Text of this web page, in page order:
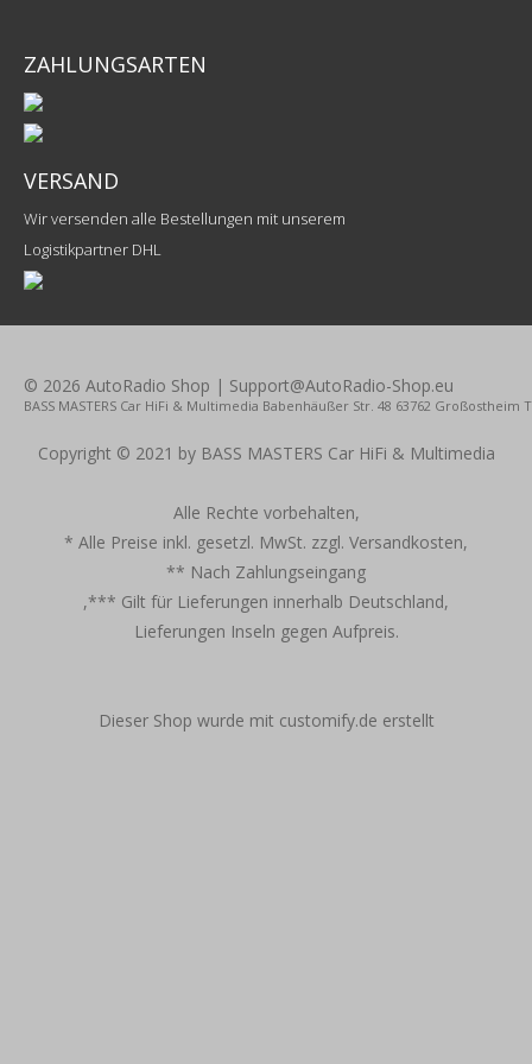
© 2026 AutoRadio Shop | Support@AutoRadio-Shop.eu
BASS MASTERS Car HiFi & Multimedia Babenhäußer Str. 48 63762 Großostheim
ZAHLUNGSARTEN
VERSAND
Wir versenden alle Bestellungen mit unserem
Logistikpartner DHL
Copyright © 2021 by BASS MASTERS Car HiFi & Multimedia
Alle Rechte vorbehalten,
* Alle Preise inkl. gesetzl. MwSt. zzgl. Versandkosten,
** Nach Zahlungseingang
,*** Gilt für Lieferungen innerhalb Deutschland,
Lieferungen Inseln gegen Aufpreis.
Dieser Shop wurde mit customify.de erstellt